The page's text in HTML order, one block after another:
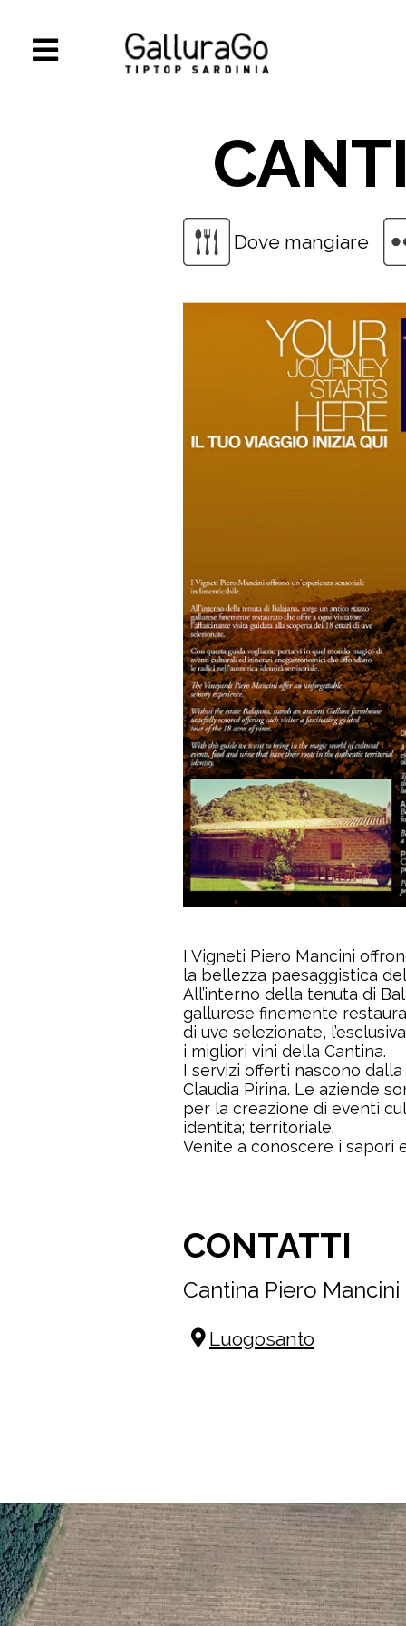
Dove mangiare
I Vigneti Piero Mancini
la bellezza paesaggistica
All’interno della tenuta di
gallurese finemente
di uve selezionate,
i migliori vini della Cantina.
I servizi offerti nascono
Claudia Pirina. Le aziende
per la creazione di eventi
identità; territoriale.
Venite a conoscere i sapori
CONTATTI
Cantina Piero Mancini
Luogosanto